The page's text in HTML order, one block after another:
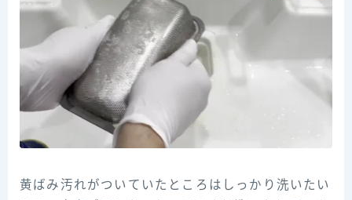
黄ばみ汚れがついていたところはしっかり洗いたい